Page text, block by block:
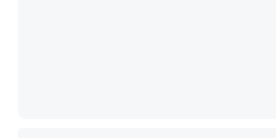
ちぼちRingも置こうかと画策
位置情報を共有してる。電池残
─たまにLINEするくらいだった遠方の